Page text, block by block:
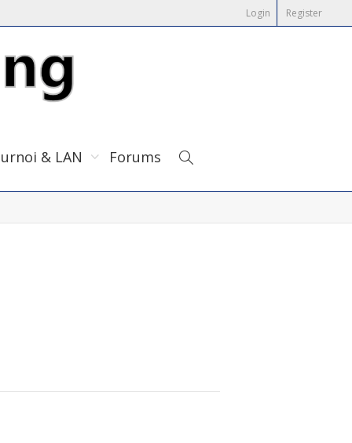
Login Register
& LAN Forums